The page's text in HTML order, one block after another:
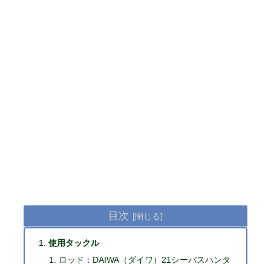
目次
使用タックル
ロッド：DAIWA（ダイワ）21シーバスハンタ